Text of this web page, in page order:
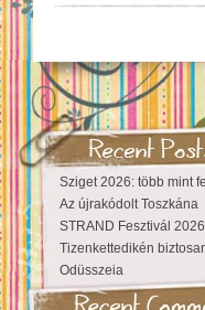
Sziget 2026: több mint
Az újrakódolt Toszkána
STRAND Fesztivál
Tizenkettedikén
Odüsszeia